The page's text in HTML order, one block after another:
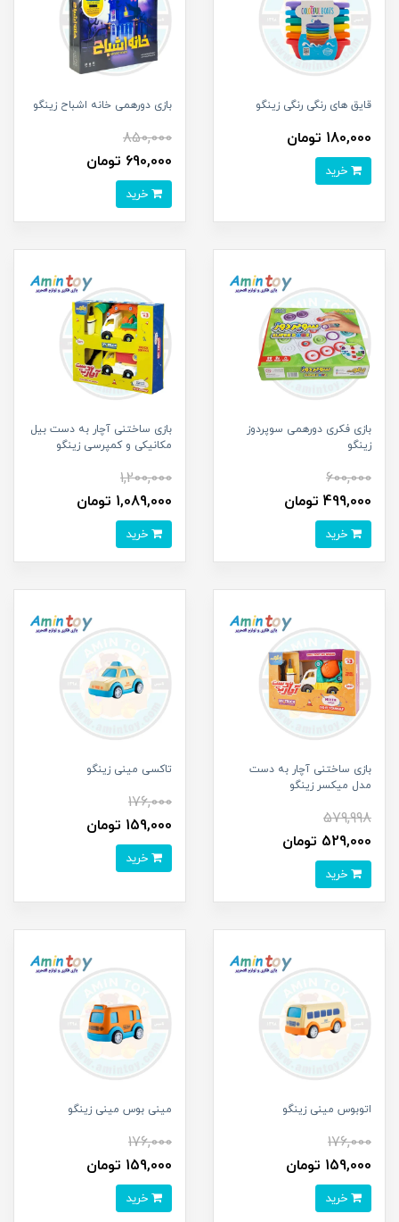
قایق های رنگی رنگی زینگو
180,000 تومان
بازی دورهمی خانه اشباح زینگو
850,000
690,000 تومان
بازی فکری دورهمی سوپردوز
زینگو
600,000
499,000 تومان
بازی ساختنی آچار به دست بیل
مکانیکی و کمپرسی زینگو
1,200,000
1,089,000 تومان
بازی ساختنی آچار به دست
مدل میکسر زینگو
579,998
529,000 تومان
تاکسی مینی زینگو
176,000
159,000 تومان
اتوبوس مینی زینگو
176,000
159,000 تومان
مینی بوس مینی زینگو
176,000
159,000 تومان